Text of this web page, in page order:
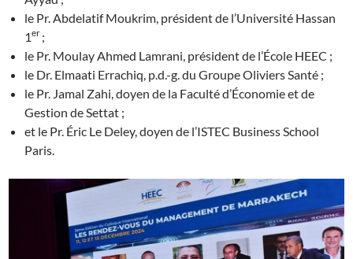
le Pr. Abdelatif Moukrim, président de l’Université Hassan
1er ;
le Pr. Moulay Ahmed Lamrani, président de l’École HEEC ;
le Dr. Elmaati Errachiq, p.d.-g. du Groupe Oliviers Santé ;
le Pr. Jamal Zahi, doyen de la Faculté d’Économie et de
Gestion de Settat ;
et le Pr. Éric Le Deley, doyen de l’ISTEC Business School
Paris.